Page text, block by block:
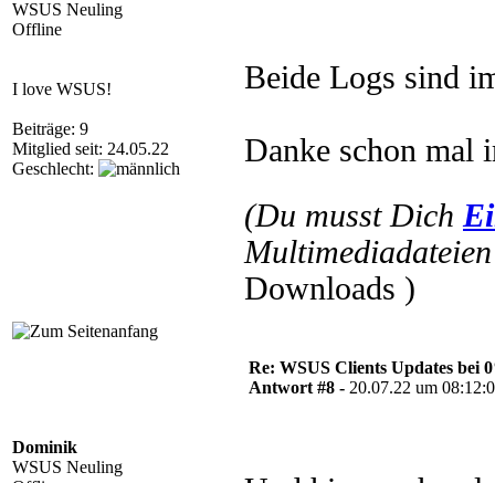
WSUS Neuling
Offline
I love WSUS!
Beiträge: 9
Mitglied seit: 24.05.22
Geschlecht:
Beide Logs sind
Danke schon mal
(Du musst Dich
Downloads )
Dominik
WSUS Neuling
Re: WSUS Clients Updates bei
Antwort #8 - 20.07.22 um